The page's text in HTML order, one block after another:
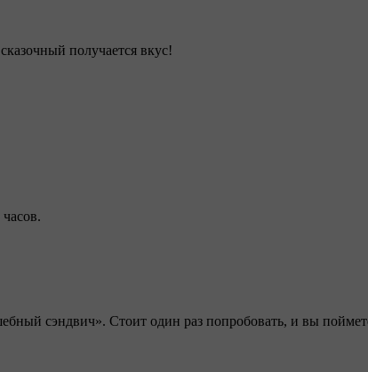
получается вкус!
сэндвич». Стоит один раз попробовать, и вы